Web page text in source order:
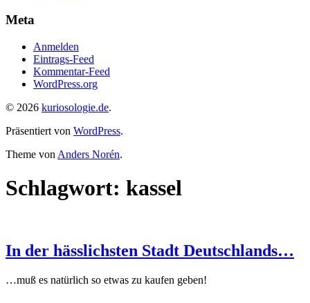
Meta
Anmelden
Eintrags-Feed
Kommentar-Feed
WordPress.org
© 2026 kuriosologie.de.
Präsentiert von WordPress.
Theme von Anders Norén.
Schlagwort: kassel
In der hässlichsten Stadt Deutschlands…
…muß es natürlich so etwas zu kaufen geben!